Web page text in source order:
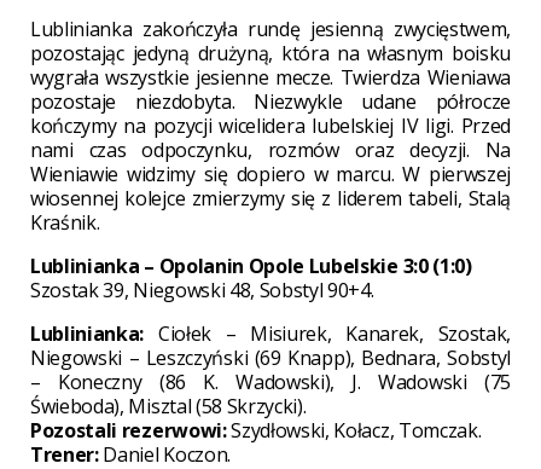
Lublinianka zakończyła rundę jesienną zwycięstwem,
pozostając jedyną drużyną, która na własnym boisku
wygrała wszystkie jesienne mecze. Twierdza Wieniawa
pozostaje niezdobyta. Niezwykle udane półrocze
kończymy na pozycji wicelidera lubelskiej IV ligi. Przed
nami czas odpoczynku, rozmów oraz decyzji. Na
Wieniawie widzimy się dopiero w marcu. W pierwszej
wiosennej kolejce zmierzymy się z liderem tabeli, Stalą
Kraśnik.
Lublinianka – Opolanin Opole Lubelskie 3:0 (1:0)
Szostak 39, Niegowski 48, Sobstyl 90+4.
Lublinianka: Ciołek – Misiurek, Kanarek, Szostak,
Niegowski – Leszczyński (69 Knapp), Bednara, Sobstyl
– Koneczny (86 K. Wadowski), J. Wadowski (75
Świeboda), Misztal (58 Skrzycki).
Pozostali rezerwowi:Szydłowski, Kołacz, Tomczak.
Trener:Daniel Koczon.